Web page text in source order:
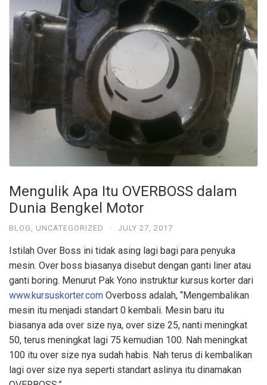
e
Mengulik Apa Itu OVERBOSS dalam
Dunia Bengkel Motor
BLOG , UNCATEGORIZED · JULY 27, 2017
Istilah Over Boss ini tidak asing lagi bagi para penyuka
mesin. Over boss biasanya disebut dengan ganti liner atau
ganti boring. Menurut Pak Yono instruktur kursus korter dari
www.kursuskorter.com Overboss adalah, “Mengembalikan
mesin itu menjadi standart 0 kembali. Mesin baru itu
biasanya ada over size nya, over size 25, nanti meningkat
50, terus meningkat lagi 75 kemudian 100. Nah meningkat
100 itu over size nya sudah habis. Nah terus di kembalikan
lagi over size nya seperti standart aslinya itu dinamakan